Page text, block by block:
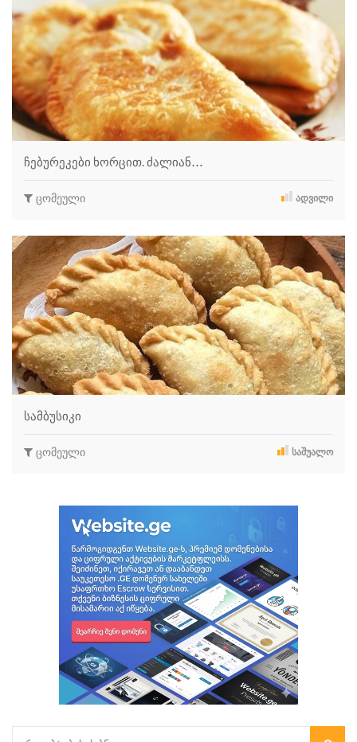
ჩებურეკები ხორცით. ძალიან…
ცომეული ᲐᲓᲕᲘᲚᲘ
სამბუსიკი
ცომეული ᲡᲐᲨᲣᲐᲚᲝ